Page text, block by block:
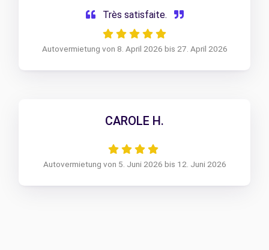
Très satisfaite.
Autovermietung von 8. April 2026 bis 27. April 2026
CAROLE H.
Autovermietung von 5. Juni 2026 bis 12. Juni 2026